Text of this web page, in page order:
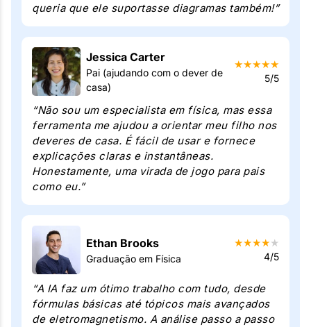
queria que ele suportasse diagramas também!”
Jessica Carter
Pai (ajudando com o dever de
casa)
★★★★★
5/5
“Não sou um especialista em física, mas essa
ferramenta me ajudou a orientar meu filho nos
deveres de casa. É fácil de usar e fornece
explicações claras e instantâneas.
Honestamente, uma virada de jogo para pais
como eu.”
Ethan Brooks
Graduação em Física
★★★★★
4/5
“A IA faz um ótimo trabalho com tudo, desde
fórmulas básicas até tópicos mais avançados
de eletromagnetismo. A análise passo a passo